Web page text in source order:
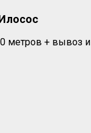
метров + вывоз и